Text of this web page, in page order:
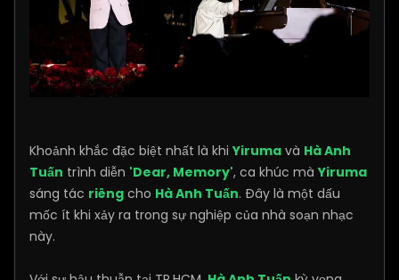
Khoảnh khắc đặc biệt nhất là khiYiruma và Hà Anh
Tuấn trình diễn 'Dear, Memory', ca khúc màYiruma
sáng tác riêng cho Hà Anh Tuấn. Đây là một dấu
mốc ít khi xảy ra trong sự nghiệp của nhà soạn nhạc
này.